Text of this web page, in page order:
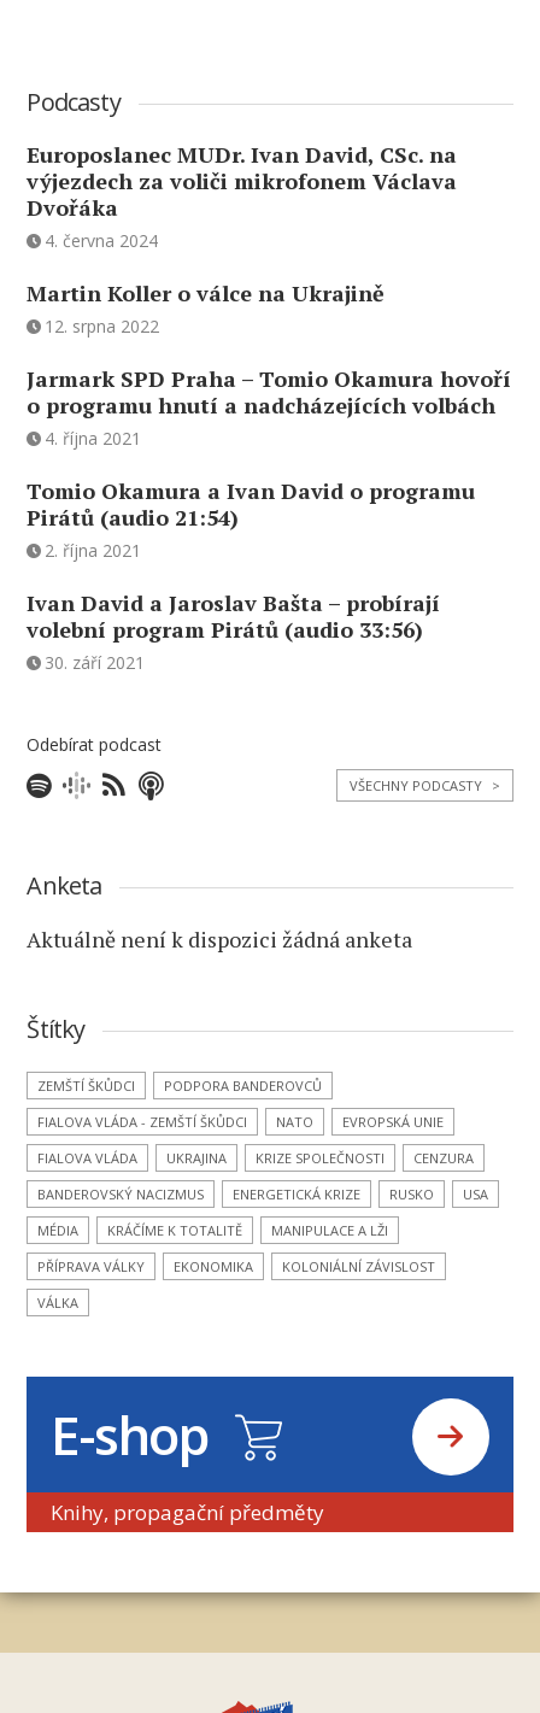
Podcasty
Europoslanec MUDr. Ivan David, CSc. na
výjezdech za voliči mikrofonem Václava
Dvořáka
4. června 2024
Martin Koller o válce na Ukrajině
12. srpna 2022
Jarmark SPD Praha – Tomio Okamura hovoří
o programu hnutí a nadcházejících volbách
4. října 2021
Tomio Okamura a Ivan David o programu
Pirátů (audio 21:54)
2. října 2021
Ivan David a Jaroslav Bašta – probírají
volební program Pirátů (audio 33:56)
30. září 2021
Odebírat podcast
VŠECHNY PODCASTY >
Anketa
Aktuálně není k dispozici žádná anketa
Štítky
ZEMŠTÍ ŠKŮDCI
PODPORA BANDEROVCŮ
FIALOVA VLÁDA - ZEMŠTÍ ŠKŮDCI
NATO
EVROPSKÁ UNIE
FIALOVA VLÁDA
UKRAJINA KRIZE SPOLEČNOSTI
CENZURA
BANDEROVSKÝ NACIZMUS
ENERGETICKÁ KRIZE RUSKO
USA
MÉDIA
KRÁČÍME K TOTALITĚ
MANIPULACE A LŽI
PŘÍPRAVA VÁLKY
EKONOMIKA
KOLONIÁLNÍ ZÁVISLOST
VÁLKA
E-shop
Knihy, propagační předměty